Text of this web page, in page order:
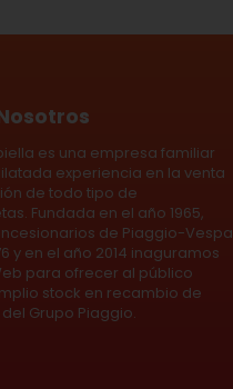
es una empresa familiar
experiencia en la venta
de todo tipo de
Fundada en el año 1965,
de Piaggio-Vespa
y en el año 2014 inaguramos
para ofrecer al público
stock en recambio de
Grupo Piaggio.